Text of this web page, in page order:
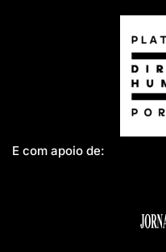
E com apoio de: